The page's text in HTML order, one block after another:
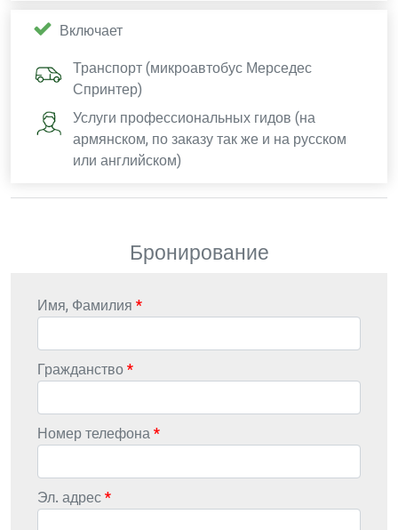
Включает
Транспорт (микроавтобус Мерседес
Спринтер)
Услуги профессиональных гидов (на
армянском, по заказу так же и на русском
или английском)
Бронирование
Имя, Фамилия
Гражданство
Номер телефона
Эл. адрес